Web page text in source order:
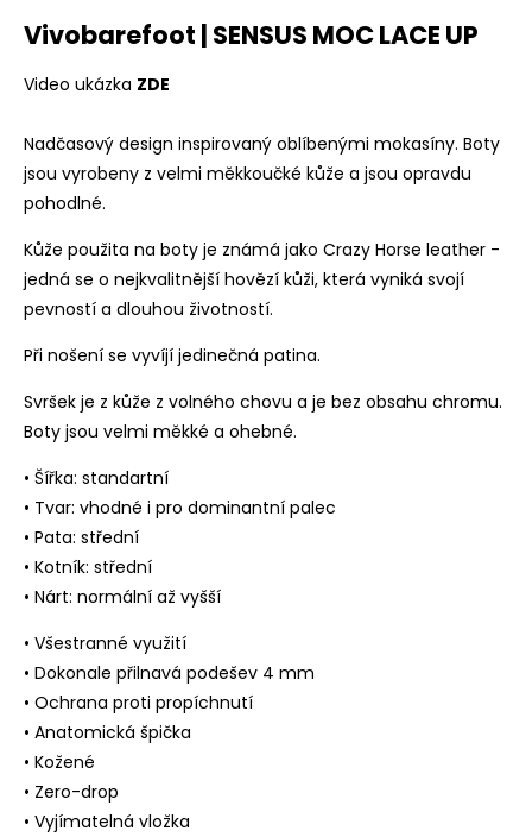
Vivobarefoot | SENSUS MOC LACE UP
Video ukázka ZDE
Nadčasový design inspirovaný oblíbenými mokasíny. Boty
jsou vyrobeny z velmi měkkoučké kůže a jsou opravdu
pohodlné.
Kůže použita na boty je známá jako Crazy Horse leather -
jedná se o nejkvalitnější hovězí kůži, která vyniká svojí
pevností a dlouhou životností.
Při nošení se vyvíjí jedinečná patina.
Svršek je z kůže z volného chovu a je bez obsahu chromu.
Boty jsou velmi měkké a ohebné.
• Šířka: standartní
• Tvar: vhodné i pro dominantní palec
• Pata: střední
• Kotník: střední
• Nárt: normální až vyšší
• Všestranné využití
• Dokonale přilnavá podešev 4 mm
• Ochrana proti propíchnutí
• Anatomická špička
• Kožené
• Zero-drop
• Vyjímatelná vložka